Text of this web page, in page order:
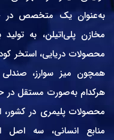
به‌عنوان یک متخصص در
مخازن پلی‌اتیلن، به
محصولات دریایی، استخر
همچون میز سوارز، صندلی
هرکدام به‌صورت مستقل
محصولات پلیمری در کشور،
منابع انسانی، سه